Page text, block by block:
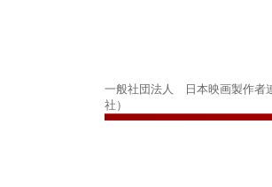
一般社団法人 日本映画製作者
社）